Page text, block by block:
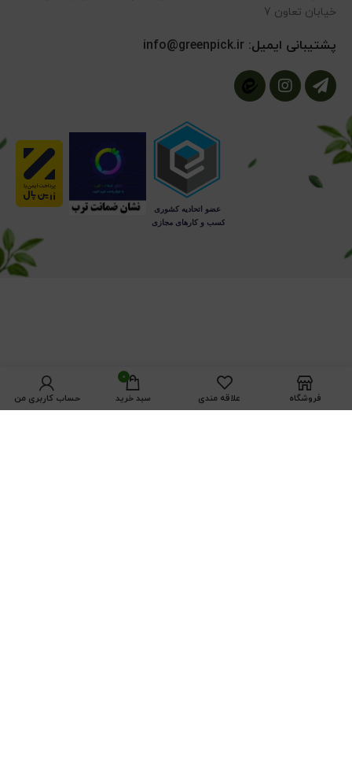
خیابان تعاون 7
پشتیبانی ایمیل:info@greenpick.ir
فروشگاه علاقه مندی
0
سبد خرید حساب کاربری من